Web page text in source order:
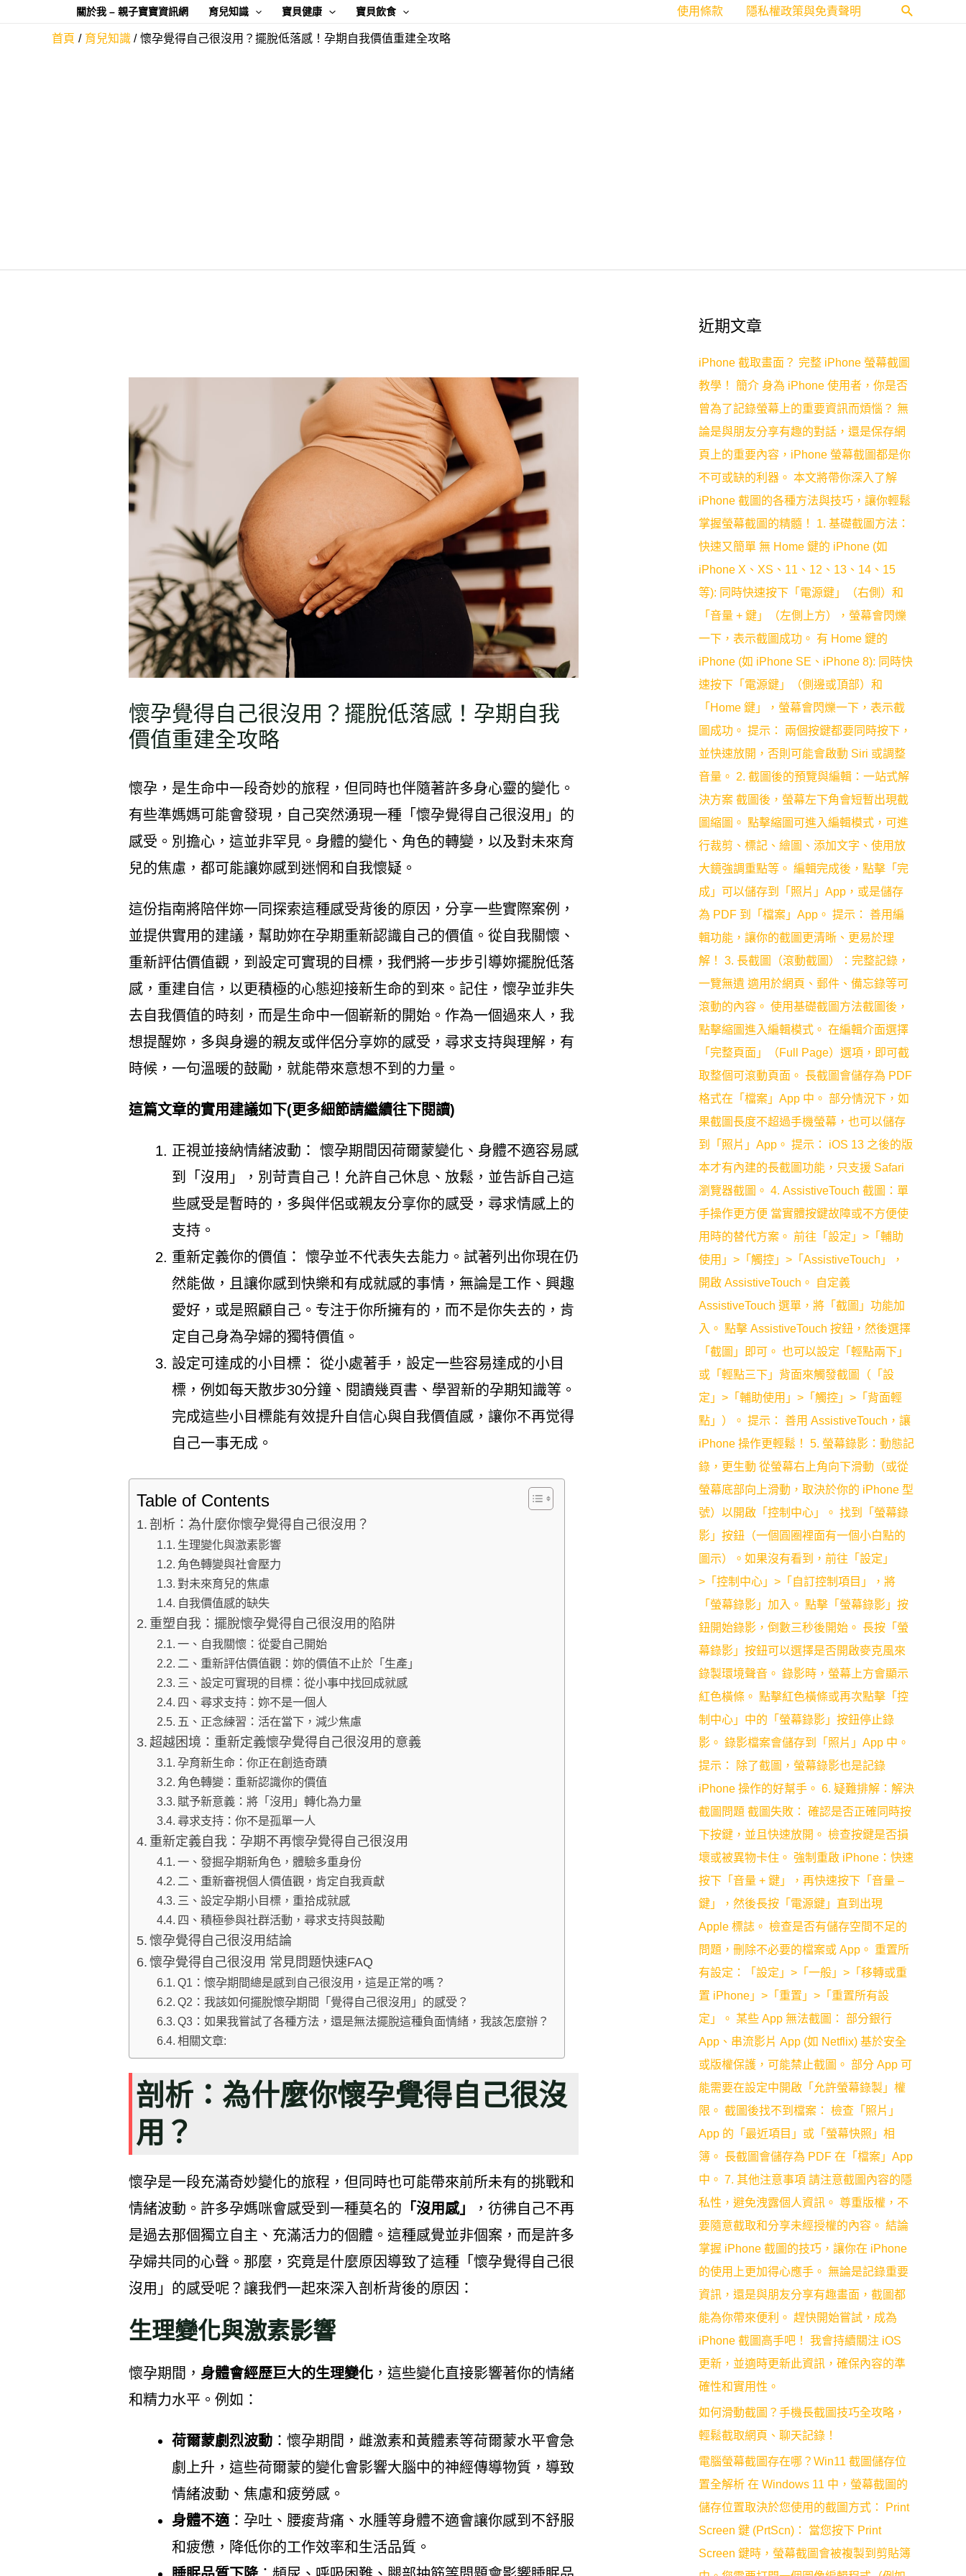
關於我 – 親子寶寶資訊網 育兒知識 寶貝健康 寶貝飲食 使用條款 隱私權政策與免責聲明
搜
首頁 育兒知識 懷孕覺得自己很沒用？擺脫低落感！孕期自我價值重建全攻略
懷孕覺得自己很沒用？擺脫低落感！孕期自我
價值重建全攻略
懷孕，是生命中一段奇妙的旅程，但同時也伴隨著許多身心靈的變化。
有些準媽媽可能會發現，自己突然湧現一種「懷孕覺得自己很沒用」的
感受。別擔心，這並非罕見。身體的變化、角色的轉變，以及對未來育
兒的焦慮，都可能讓妳感到迷惘和自我懷疑。
這份指南將陪伴妳一同探索這種感受背後的原因，分享一些實際案例，
並提供實用的建議，幫助妳在孕期重新認識自己的價值。從自我關懷、
重新評估價值觀，到設定可實現的目標，我們將一步步引導妳擺脫低落
感，重建自信，以更積極的心態迎接新生命的到來。記住，懷孕並非失
去自我價值的時刻，而是生命中一個嶄新的開始。作為一個過來人，我
想提醒妳，多與身邊的親友或伴侶分享妳的感受，尋求支持與理解，有
時候，一句溫暖的鼓勵，就能帶來意想不到的力量。
這篇文章的實用建議如下(更多細節請繼續往下閱讀)
正視並接納情緒波動： 懷孕期間因荷爾蒙變化、身體不適容易感
到「沒用」，別苛責自己！允許自己休息、放鬆，並告訴自己這
些感受是暫時的，多與伴侶或親友分享你的感受，尋求情感上的
支持。
重新定義你的價值： 懷孕並不代表失去能力。試著列出你現在仍
然能做，且讓你感到快樂和有成就感的事情，無論是工作、興趣
愛好，或是照顧自己。专注于你所擁有的，而不是你失去的，肯
定自己身為孕婦的獨特價值。
設定可達成的小目標： 從小處著手，設定一些容易達成的小目
標，例如每天散步30分鐘、閱讀幾頁書、學習新的孕期知識等。
完成這些小目標能有效提升自信心與自我價值感，讓你不再觉得
自己一事无成。
Table of Contents
剖析：為什麼你懷孕覺得自己很沒用？
生理變化與激素影響
角色轉變與社會壓力
對未來育兒的焦慮
自我價值感的缺失
重塑自我：擺脫懷孕覺得自己很沒用的陷阱
一、自我關懷：從愛自己開始
二、重新評估價值觀：妳的價值不止於「生產」
三、設定可實現的目標：從小事中找回成就感
四、尋求支持：妳不是一個人
五、正念練習：活在當下，減少焦慮
超越困境：重新定義懷孕覺得自己很沒用的意義
孕育新生命：你正在創造奇蹟
角色轉變：重新認識你的價值
賦予新意義：將「沒用」轉化為力量
尋求支持：你不是孤單一人
重新定義自我：孕期不再懷孕覺得自己很沒用
一、發掘孕期新角色，體驗多重身份
二、重新審視個人價值觀，肯定自我貢獻
三、設定孕期小目標，重拾成就感
四、積極參與社群活動，尋求支持與鼓勵
懷孕覺得自己很沒用結論
懷孕覺得自己很沒用 常見問題快速FAQ
Q1：懷孕期間總是感到自己很沒用，這是正常的嗎？
Q2：我該如何擺脫懷孕期間「覺得自己很沒用」的感受？
Q3：如果我嘗試了各種方法，還是無法擺脫這種負面情緒，我該怎麼辦？
相關文章:
剖析：為什麼你懷孕覺得自己很沒
用？
懷孕是一段充滿奇妙變化的旅程，但同時也可能帶來前所未有的挑戰和
情緒波動。許多孕媽咪會感受到一種莫名的 「沒用感」
，彷彿自己不再
是過去那個獨立自主、充滿活力的個體。這種感覺並非個案，而是許多
孕婦共同的心聲。那麼，究竟是什麼原因導致了這種「懷孕覺得自己很
沒用」的感受呢？讓我們一起來深入剖析背後的原因：
生理變化與激素影響
懷孕期間， 身體會經歷巨大的生理變化，這些變化直接影響著你的情緒
和精力水平。例如：
荷爾蒙劇烈波動：懷孕期間，雌激素和黃體素等荷爾蒙水平會急
劇上升，這些荷爾蒙的變化會影響大腦中的神經傳導物質，導致
情緒波動、焦慮和疲勞感。
身體不適：孕吐、腰痠背痛、水腫等身體不適會讓你感到不舒服
和疲憊，降低你的工作效率和生活品質。
近期文章
iPhone 截取畫面？ 完整 iPhone 螢幕截圖
教學！ 簡介 身為 iPhone 使用者，你是否
曾為了記錄螢幕上的重要資訊而煩惱？ 無
論是與朋友分享有趣的對話，還是保存網
頁上的重要內容，iPhone 螢幕截圖都是你
不可或缺的利器。 本文將帶你深入了解
iPhone 截圖的各種方法與技巧，讓你輕鬆
掌握螢幕截圖的精髓！ 1. 基礎截圖方法：
快速又簡單 無 Home 鍵的 iPhone (如
iPhone X、XS、11、12、13、14、15
等): 同時快速按下「電源鍵」（右側）和
「音量 + 鍵」（左側上方），螢幕會閃爍
一下，表示截圖成功。 有 Home 鍵的
iPhone (如 iPhone SE、iPhone 8): 同時快
速按下「電源鍵」（側邊或頂部）和
「Home 鍵」，螢幕會閃爍一下，表示截
圖成功。 提示： 兩個按鍵都要同時按下，
並快速放開，否則可能會啟動 Siri 或調整
音量。 2. 截圖後的預覽與編輯：一站式解
決方案 截圖後，螢幕左下角會短暫出現截
圖縮圖。 點擊縮圖可進入編輯模式，可進
行裁剪、標記、繪圖、添加文字、使用放
大鏡強調重點等。 編輯完成後，點擊「完
成」可以儲存到「照片」App，或是儲存
為 PDF 到「檔案」App。 提示： 善用編
輯功能，讓你的截圖更清晰、更易於理
解！ 3. 長截圖（滾動截圖）：完整記錄，
一覽無遺 適用於網頁、郵件、備忘錄等可
滾動的內容。 使用基礎截圖方法截圖後，
點擊縮圖進入編輯模式。 在編輯介面選擇
「完整頁面」（Full Page）選項，即可截
取整個可滾動頁面。 長截圖會儲存為 PDF
格式在「檔案」App 中。 部分情況下，如
果截圖長度不超過手機螢幕，也可以儲存
到「照片」App。 提示： iOS 13 之後的版
本才有內建的長截圖功能，只支援 Safari
瀏覽器截圖。 4. AssistiveTouch 截圖：單
手操作更方便 當實體按鍵故障或不方便使
用時的替代方案。 前往「設定」>「輔助
使用」>「觸控」>「AssistiveTouch」，
開啟 AssistiveTouch。 自定義
AssistiveTouch 選單，將「截圖」功能加
入。 點擊 AssistiveTouch 按鈕，然後選擇
「截圖」即可。 也可以設定「輕點兩下」
或「輕點三下」背面來觸發截圖（「設
定」>「輔助使用」>「觸控」>「背面輕
點」）。 提示： 善用 AssistiveTouch，讓
iPhone 操作更輕鬆！ 5. 螢幕錄影：動態記
錄，更生動 從螢幕右上角向下滑動（或從
螢幕底部向上滑動，取決於你的 iPhone 型
號）以開啟「控制中心」。 找到「螢幕錄
影」按鈕（一個圓圈裡面有一個小白點的
圖示）。如果沒有看到，前往「設定」
>「控制中心」>「自訂控制項目」，將
「螢幕錄影」加入。 點擊「螢幕錄影」按
鈕開始錄影，倒數三秒後開始。 長按「螢
幕錄影」按鈕可以選擇是否開啟麥克風來
錄製環境聲音。 錄影時，螢幕上方會顯示
紅色橫條。 點擊紅色橫條或再次點擊「控
制中心」中的「螢幕錄影」按鈕停止錄
影。 錄影檔案會儲存到「照片」App 中。
提示： 除了截圖，螢幕錄影也是記錄
iPhone 操作的好幫手。 6. 疑難排解：解決
截圖問題 截圖失敗： 確認是否正確同時按
下按鍵，並且快速放開。 檢查按鍵是否損
壞或被異物卡住。 強制重啟 iPhone：快速
按下「音量 + 鍵」，再快速按下「音量 –
鍵」，然後長按「電源鍵」直到出現
Apple 標誌。 檢查是否有儲存空間不足的
問題，刪除不必要的檔案或 App。 重置所
有設定：「設定」>「一般」>「移轉或重
置 iPhone」>「重置」>「重置所有設
定」。 某些 App 無法截圖： 部分銀行
App、串流影片 App (如 Netflix) 基於安全
或版權保護，可能禁止截圖。 部分 App 可
能需要在設定中開啟「允許螢幕錄製」權
限。 截圖後找不到檔案： 檢查「照片」
App 的「最近項目」或「螢幕快照」相
簿。 長截圖會儲存為 PDF 在「檔案」App
中。 7. 其他注意事項 請注意截圖內容的隱
私性，避免洩露個人資訊。 尊重版權，不
要隨意截取和分享未經授權的內容。 結論
掌握 iPhone 截圖的技巧，讓你在 iPhone
的使用上更加得心應手。 無論是記錄重要
資訊，還是與朋友分享有趣畫面，截圖都
能為你帶來便利。 趕快開始嘗試，成為
iPhone 截圖高手吧！ 我會持續關注 iOS
更新，並適時更新此資訊，確保內容的準
確性和實用性。
如何滑動截圖？手機長截圖技巧全攻略，
輕鬆截取網頁、聊天記錄！
電腦螢幕截圖存在哪？Win11 截圖儲存位
置全解析 在 Windows 11 中，螢幕截圖的
儲存位置取決於您使用的截圖方式： Print
Screen 鍵 (PrtScn)： 當您按下 Print
Screen 鍵時，螢幕截圖會被複製到剪貼簿